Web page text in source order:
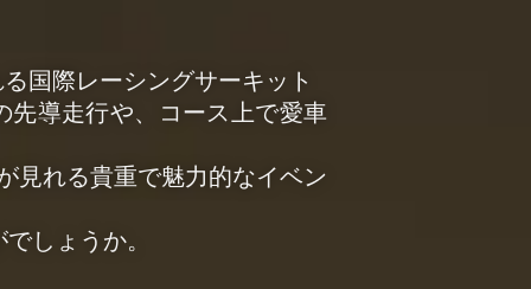
国際レーシングサーキット
先導走行や、コース上で愛車
見れる貴重で魅力的なイベン
しょうか。